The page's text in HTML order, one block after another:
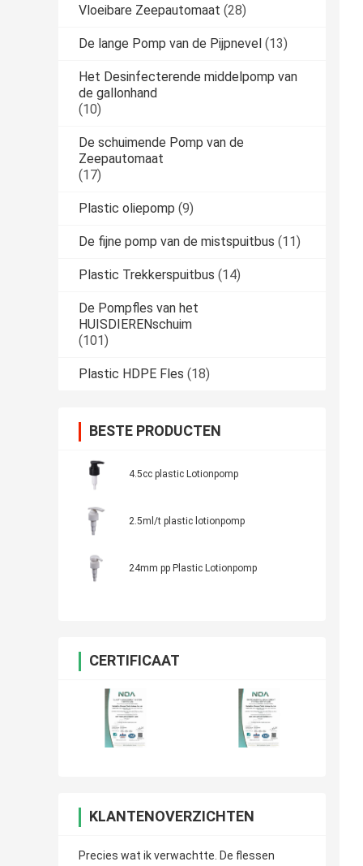
Vloeibare Zeepautomaat (28)
De lange Pomp van de Pijpnevel (13)
Het Desinfecterende middelpomp van
de gallonhand
(10)
De schuimende Pomp van de
Zeepautomaat
(17)
Plastic oliepomp (9)
De fijne pomp van de mistspuitbus (11)
Plastic Trekkerspuitbus (14)
De Pompfles van het
HUISDIERENschuim
(101)
Plastic HDPE Fles (18)
BESTE PRODUCTEN
4.5cc plastic Lotionpomp
2.5ml/t plastic lotionpomp
24mm pp Plastic Lotionpomp
CERTIFICAAT
KLANTENOVERZICHTEN
Precies wat ik verwachtte. De flessen